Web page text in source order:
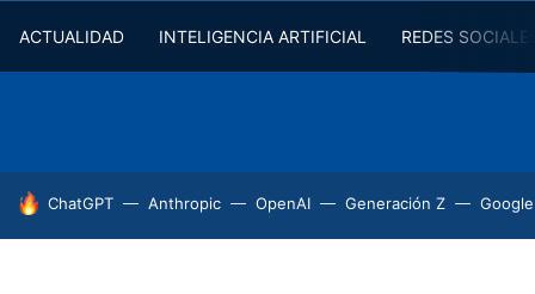
ACTUALIDAD INTELIGENCIA ARTIFICIAL REDES
HOY SE HABLA DE
ChatGPT Anthropic OpenAI Generación Z